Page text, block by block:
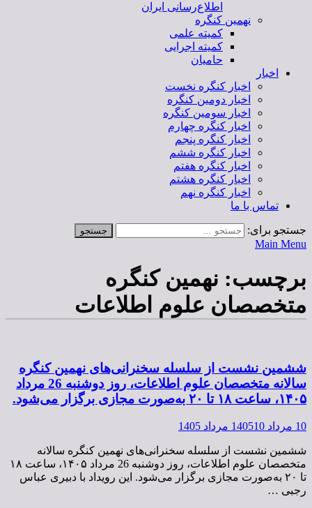
اطلاع‌رسانی ایران
نهمین کنگره
کمیته علمی
کمیته اجرایی
حامیان
اخبار
اخبار کنگره نخست
اخبار دومین کنگره
اخبار سومین کنگره
اخبار کنگره چهارم
اخبار کنگره پنجم
اخبار کنگره ششم
اخبار کنگره هفتم
اخبار کنگره هشتم
اخبار کنگره نهم
تماس با ما
جستجو برای:
Main Menu
برچسب: نهمین کنگره
متخصصان علوم اطلاعات
ششمین نشست از سلسله سخنرانی‌های نهمین کنگره
سالانه متخصصان علوم اطلاعات، روز دوشنبه 26 مرداد
۱۴۰۵، ساعت ۱۸ تا ۲۰ به‌صورت مجازی برگزار می‌شود.
10 مرداد 1405 10 مرداد 1405
ششمین نشست از سلسله سخنرانی‌های نهمین کنگره سالانه
متخصصان علوم اطلاعات، روز دوشنبه 26 مرداد ۱۴۰۵، ساعت ۱۸
تا ۲۰ به‌صورت مجازی برگزار می‌شود. این رویداد با دبیری عباس
رجبی …